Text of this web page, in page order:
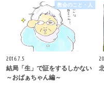
教会のこと・人
2016.7.5
結局「生」で証をするしかない
～おばぁちゃん編～